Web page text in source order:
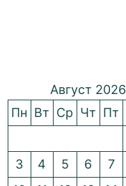
Август 2026
Пн Вт Ср Чт Пт
3
4 5 6 7